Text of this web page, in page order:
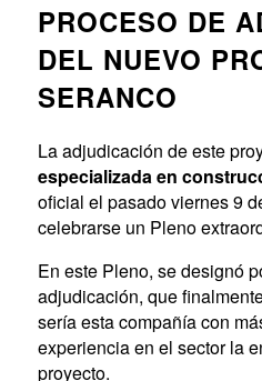
PROCESO DE
DEL NUEVO
SERANCO
La adjudicación de este
especializada en
oficial el pasado viernes 9
celebrarse un Pleno
En este Pleno, se designó
adjudicación, que
sería esta compañía con
experiencia en el sector la
proyecto.